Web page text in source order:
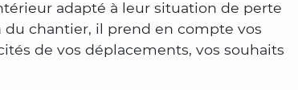
adapté à leur situation de perte
du chantier, il prend en compte vos
de vos déplacements, vos souhaits